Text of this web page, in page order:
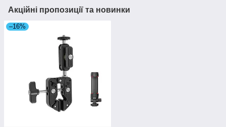
Акційні пропозиції та новинки
–16%